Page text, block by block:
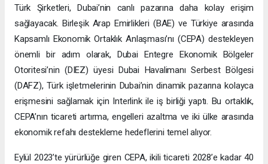
Türk Şirketleri, Dubai’nin canlı pazarına daha kolay erişim
sağlayacak. Birleşik Arap Emirlikleri (BAE) ve Türkiye arasında
Kapsamlı Ekonomik Ortaklık Anlaşması’nı (CEPA) destekleyen
önemli bir adım olarak, Dubai Entegre Ekonomik Bölgeler
Otoritesi’nin (DIEZ) üyesi Dubai Havalimanı Serbest Bölgesi
(DAFZ), Türk işletmelerinin Dubai’nin dinamik pazarına kolayca
erişmesini sağlamak için Interlink ile iş birliği yaptı. Bu ortaklık,
CEPA’nın ticareti artırma, engelleri azaltma ve iki ülke arasında
ekonomik refahı destekleme hedeflerini temel alıyor.
Eylül 2023’te yürürlüğe giren CEPA, ikili ticareti 2028’e kadar 40